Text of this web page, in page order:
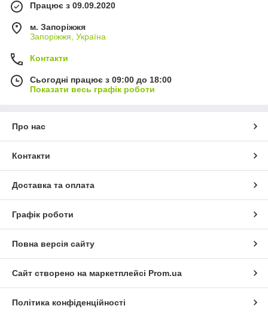
Працює з 09.09.2020
м. Запоріжжя
Запоріжжя, Україна
Контакти
Сьогодні працює з 09:00 до 18:00
Показати весь графік роботи
Про нас
Контакти
Доставка та оплата
Графік роботи
Повна версія сайту
Сайт створено на маркетплейсі Prom.ua
Політика конфіденційності